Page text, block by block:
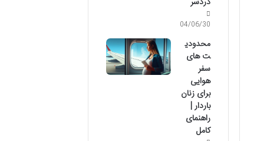
04/06/30
محدودی
ت های
سفر
هوایی
برای زنان
باردار |
راهنمای
کامل